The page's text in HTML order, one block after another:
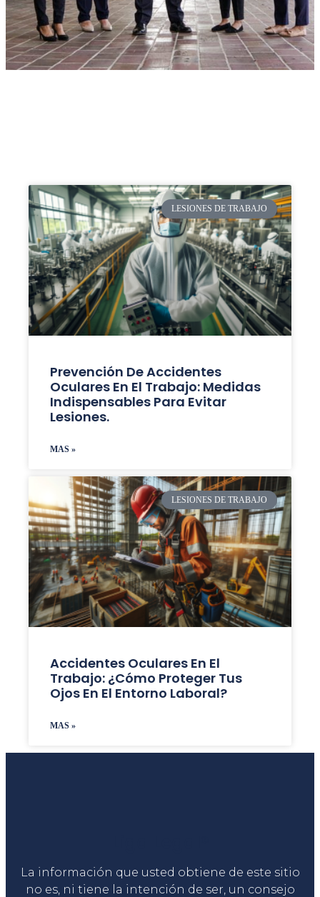
LESIONES DE TRABAJO
Prevención De Accidentes
Oculares En El Trabajo: Medidas
Indispensables Para Evitar
Lesiones.
MAS »
LESIONES DE TRABAJO
Accidentes Oculares En El
Trabajo: ¿Cómo Proteger Tus
Ojos En El Entorno Laboral?
MAS »
La información que usted obtiene de este sitio
no es, ni tiene la intención de ser, un consejo